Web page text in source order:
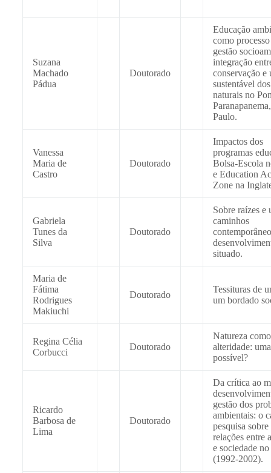
Suzana
Machado
Pádua
Doutorado
Educação
como
gestão
integração
conservação e
sustentável
naturais no
Paulo.
Vanessa
Maria de
Castro
Doutorado
Impactos dos
programas
Bolsa-Escola
e Education
Zone na
Gabriela
Tunes da
Silva
Doutorado
Sobre raízes e
caminhos
situado.
Maria de
Fátima
Rodrigues
Makiuchi
Doutorado
Tessituras de
um bordado
Regina Célia
Corbucci
Doutorado
Natureza como
alteridade:
possível?
Ricardo
Barbosa de
Lima
Doutorado
Da crítica ao
gestão dos
ambientais: o
pesquisa sobre
relações entre
e sociedade
(1992-2002).